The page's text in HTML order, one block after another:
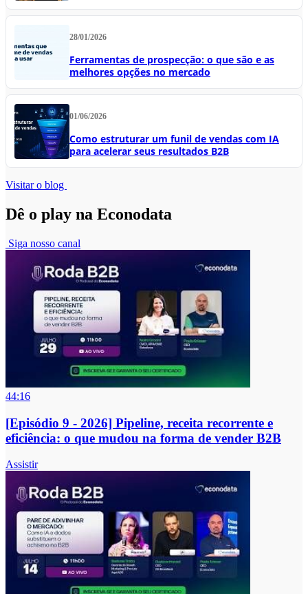
28/01/2026
Ferramentas de prospecção: o que são e as
melhores opções no mercado
01/06/2026
Como estruturar um funil de vendas com IA
para acelerar seus resultados B2B
Visitar o blog
Dê o play na Econodata
Siga nosso canal
44:16
[Episódio 9 - 2026] Pipeline, receita recorrente e
eficiência: o que mudou na forma de vender B2B
Assistir